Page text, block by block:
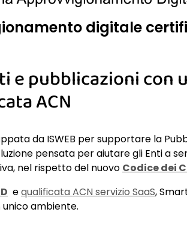
digitale
e pubblicazioni con
ACN
da ISWEB per supportare la
pensata per aiutare gli Enti a
nel rispetto del nuovo Codice dei
equalificata ACN servizio SaaS,
ambiente.